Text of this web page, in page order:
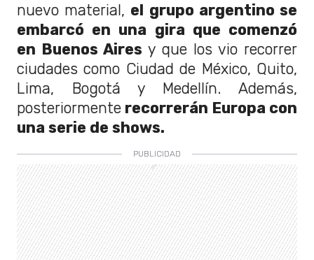
nuevo material, el grupo argentino se
embarcó en una gira que comenzó
en Buenos Aires y que los vio recorrer
ciudades como Ciudad de México, Quito,
Lima, Bogotá y Medellín. Además,
posteriormente recorrerán Europa con
una serie de shows.